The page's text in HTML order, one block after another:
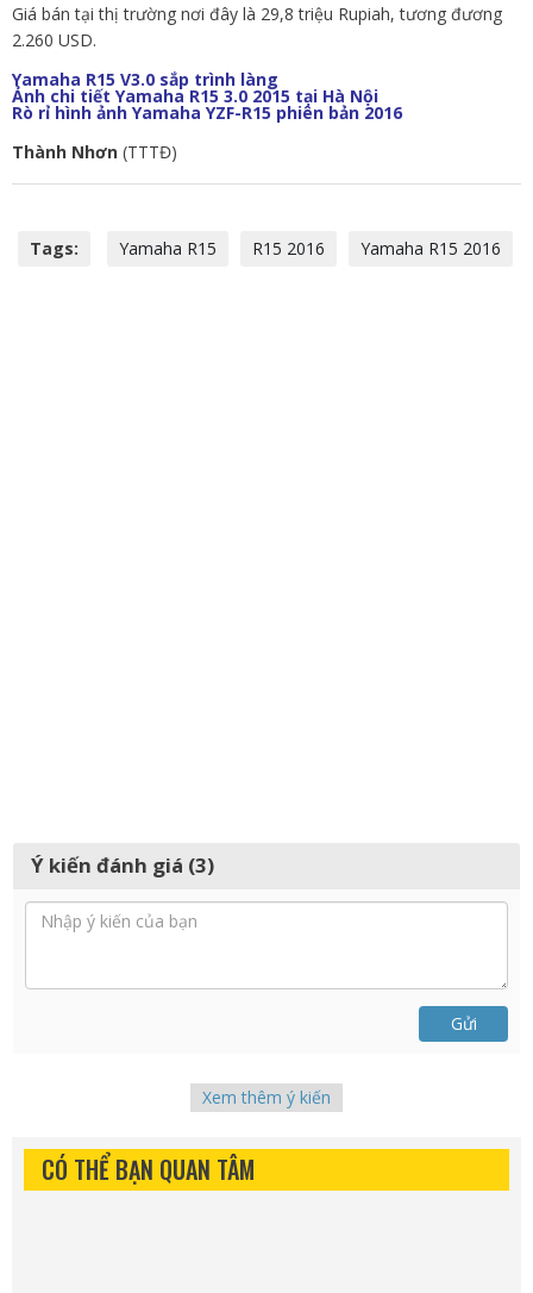
Giá bán tại thị trường nơi đây là 29,8 triệu Rupiah, tương đương
2.260 USD.
Yamaha R15 V3.0 sắp trình làng
Ảnh chi tiết Yamaha R15 3.0 2015 tại Hà Nội
Rò rỉ hình ảnh Yamaha YZF-R15 phiên bản 2016
Thành Nhơn (TTTĐ)
Tags: Yamaha R15 R15 2016 Yamaha R15 2016
Ý kiến đánh giá (3)
Gửi
Xem thêm ý kiến
CÓ THỂ BẠN QUAN TÂM